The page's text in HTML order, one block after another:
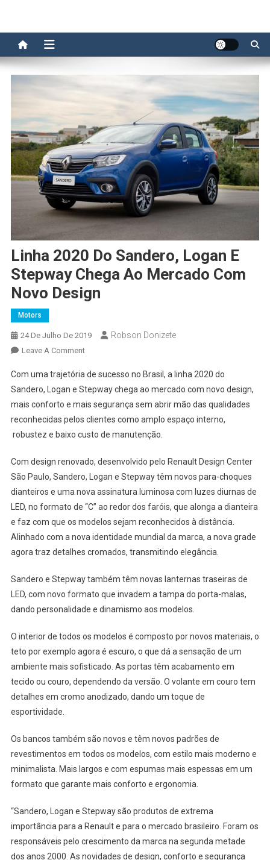
Linha 2020 Do Sandero, Logan E
Stepway Chega Ao Mercado Com
Novo Design
Motors
24 De Julho De 2019 Robson Donizete
Leave A CommentOn
2020
Do
Sandero,
Logan
E
Chega
Ao
Mercado
Com
Com uma trajetória de sucesso no Brasil, a linha 2020 do
Sandero, Logan e Stepway chega ao mercado com novo design,
mais conforto e mais segurança sem abrir mão das qualidades
reconhecidas pelos clientes como amplo espaço interno,
robustez e baixo custo de manutenção.
Com design renovado, desenvolvido pelo Renault Design Center
São Paulo, Sandero, Logan e Stepway têm novos para-choques
dianteiros e uma nova assinatura luminosa com luzes diurnas de
LED, no formato de “C” ao redor dos faróis, que alonga a dianteira
e faz com que os modelos sejam reconhecidos à distância.
Alinhado com a nova identidade mundial da marca, a nova grade
agora traz detalhes cromados, transmitindo elegância.
Sandero e Stepway também têm novas lanternas traseiras de
LED, com novo formato que invadem a tampa do porta-malas,
dando personalidade e dinamismo aos modelos.
O interior de todos os modelos é composto por novos materiais, o
teto por exemplo agora é escuro, o que dá a sensação de um
ambiente mais sofisticado. As portas têm acabamento em
tecido ou couro, dependendo da versão. O volante em couro tem
detalhes em cromo anodizado, dando um toque de
esportividade.
Os bancos também são novos e têm novos padrões de
revestimentos em todos os modelos, com estilo mais moderno e
minimalista. Mais largos e com espumas mais espessas em um
formato que garante mais conforto e ergonomia.
“Sandero, Logan e Stepway são produtos de extrema
importância para a Renault e para o mercado brasileiro. Foram os
responsáveis pelo crescimento da marca na segunda metade
dos anos 2000. As novidades de design, conforto e segurança